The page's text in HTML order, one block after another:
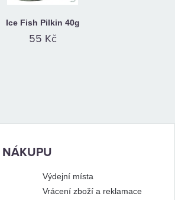
Ice Fish Pilkin 40g
55 Kč
NÁKUPU
Výdejní místa
Vrácení zboží a reklamace